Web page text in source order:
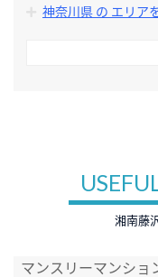
神奈川県 の エリア
湘南藤
マンスリーマンショ